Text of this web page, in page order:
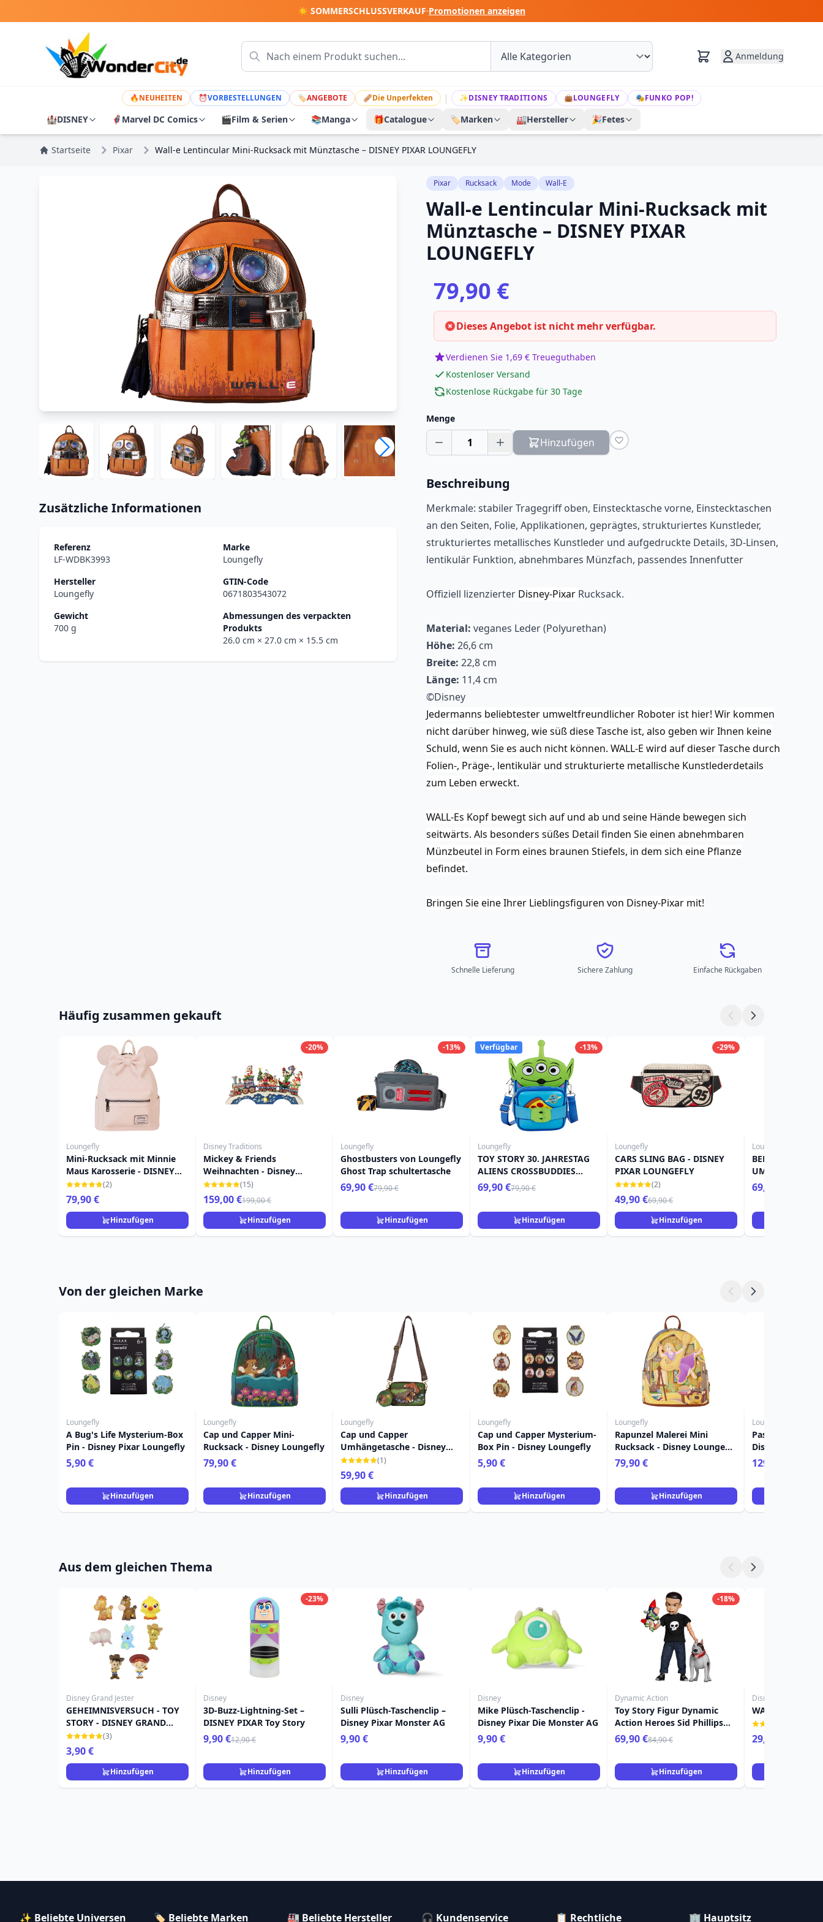
☀️ SOMMERSCHLUSSVERKAUF·Promotionen anzeigen
Anmeldung
🔥NEUHEITEN ⏰VORBESTELLUNGEN 🏷ANGEBOTE 🩹Die Unperfekten | ✨DISNEY TRADITIONS 👜LOUNGEFLY 🎭FUNKO POP!
🏰DISNEY 🦸 Marvel DC Comics 🎬Film & Serien 📚Manga 🎁Catalogue 🏷️Marken 🏭Hersteller 🎉Fetes
Startseite Pixar Wall-e Lentincular Mini-Rucksack mit Münztasche – DISNEY PIXAR LOUNGEFLY
Zusätzliche Informationen
Referenz
LF-WDBK3993
Marke
Loungefly
Hersteller
Loungefly
GTIN-Code
0671803543072
Gewicht
700 g
Abmessungen des verpackten
Produkts
26.0 cm × 27.0 cm × 15.5 cm
Pixar Rucksack Mode Wall-E
Wall-e Lentincular Mini-Rucksack mit
Münztasche – DISNEY PIXAR
LOUNGEFLY
79,90 €
Dieses Angebot ist nicht mehr verfügbar.
Verdienen Sie 1,69 € Treueguthaben
Kostenloser Versand
Kostenlose Rückgabe für 30 Tage
Menge
1 Hinzufügen
Beschreibung
Merkmale: stabiler Tragegriff oben, Einstecktasche vorne, Einstecktaschen
an den Seiten, Folie, Applikationen, geprägtes, strukturiertes Kunstleder,
strukturiertes metallisches Kunstleder und aufgedruckte Details, 3D-Linsen,
lentikulär Funktion, abnehmbares Münzfach, passendes Innenfutter
Offiziell lizenzierter Disney-Pixar Rucksack.
Material: veganes Leder (Polyurethan)
Höhe: 26,6 cm
Breite: 22,8 cm
Länge: 11,4 cm
©Disney
Jedermanns beliebtester umweltfreundlicher Roboter ist hier! Wir kommen
nicht darüber hinweg, wie süß diese Tasche ist, also geben wir Ihnen keine
Schuld, wenn Sie es auch nicht können. WALL-E wird auf dieser Tasche durch
Folien-, Präge-, lentikulär und strukturierte metallische Kunstlederdetails
zum Leben erweckt.
WALL-Es Kopf bewegt sich auf und ab und seine Hände bewegen sich
seitwärts. Als besonders süßes Detail finden Sie einen abnehmbaren
Münzbeutel in Form eines braunen Stiefels, in dem sich eine Pflanze
befindet.
Bringen Sie eine Ihrer Lieblingsfiguren von Disney-Pixar mit!
Schnelle Lieferung Sichere Zahlung Einfache Rückgaben
Häufig zusammen gekauft
Loungefly
Mini-Rucksack mit Minnie
Maus Karosserie - DISNEY
LOUNGEFLY
(2)
79,90 €
Hinzufügen
-20%
Disney Traditions
Mickey & Friends
Weihnachten - Disney
Traditions(15)
159,00 €199,00 €
Hinzufügen
-13%
Loungefly
Ghostbusters von Loungefly
Ghost Trap schultertasche
69,90 €79,90 €
Hinzufügen
-13%
Verfügbar
Loungefly
TOY STORY 30. JAHRESTAG
ALIENS CROSSBUDDIES
UMHÄNGETASCHE - DISNEY
PIXAR LOUNGEFLY
69,90 €79,90 €
Hinzufügen
-29%
Loungefly
CARS SLING BAG - DISNEY
PIXAR LOUNGEFLY
(2)
49,90 €69,90 €
Hinzufügen
Loungefly
BERNARD UND
LOUNGEFLY
69,90 €
Von der gleichen Marke
Loungefly
A Bug's Life Mysterium-Box
Pin - Disney Pixar Loungefly
5,90 €
Hinzufügen
Loungefly
Cap und Capper Mini-
Rucksack - Disney Loungefly
79,90 €
Hinzufügen
Loungefly
Cap und Capper
Umhängetasche - Disney
Loungefly(1)
59,90 €
Hinzufügen
Loungefly
Cap und Capper Mysterium-
Box Pin - Disney Loungefly
5,90 €
Hinzufügen
Loungefly
Rapunzel Malerei Mini
Rucksack - Disney Loungefly
Tangled
79,90 €
Hinzufügen
Loungefly
Pascal
Disney
129,90 €
Aus dem gleichen Thema
Disney Grand Jester
GEHEIMNISVERSUCH - TOY
STORY - DISNEY GRAND
JESTER
(3)
3,90 €
Hinzufügen
-23%
Disney
3D-Buzz-Lightning-Set –
DISNEY PIXAR Toy Story
9,90 €12,90 €
Hinzufügen
Disney
Sulli Plüsch-Taschenclip –
Disney Pixar Monster AG
9,90 €
Hinzufügen
Disney
Mike Plüsch-Taschenclip -
Disney Pixar Die Monster AG
9,90 €
Hinzufügen
-18%
Dynamic Action
Toy Story Figur Dynamic
Action Heroes Sid Phillips
Deluxe Version 14 cm
69,90 €84,90 €
Hinzufügen
Disney
WALL-E -
29,90 €
✨ Beliebte Universen 🏷️ Beliebte Marken 🏭 Beliebte Hersteller 🎧 Kundenservice 📋 Rechtliche 🏢 Hauptsitz